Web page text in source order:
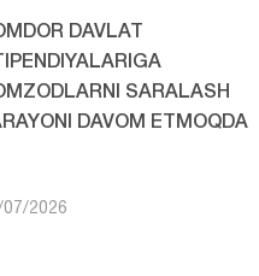
DAVLAT
SARALASH
DAVOM ETMOQDA
07/2026